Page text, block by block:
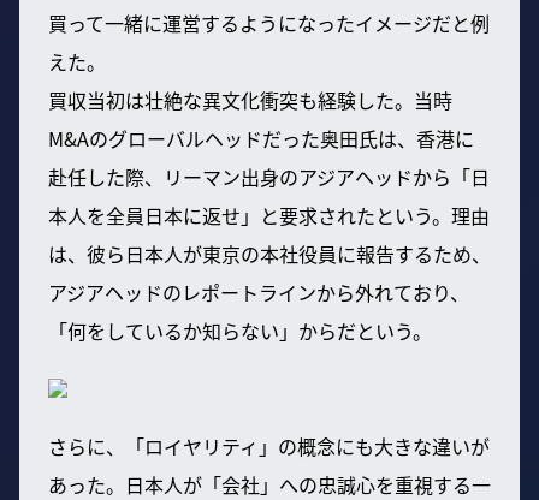
買って一緒に運営するようになったイメージだと例
えた。
買収当初は壮絶な異文化衝突も経験した。当時
M&Aのグローバルヘッドだった奥田氏は、香港に
赴任した際、リーマン出身のアジアヘッドから「日
本人を全員日本に返せ」と要求されたという。理由
は、彼ら日本人が東京の本社役員に報告するため、
アジアヘッドのレポートラインから外れており、
「何をしているか知らない」からだという。
さらに、「ロイヤリティ」の概念にも大きな違いが
あった。日本人が「会社」への忠誠心を重視する一